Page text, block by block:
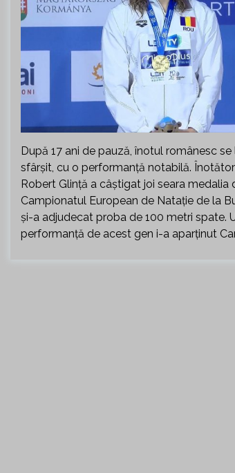
După 17 ani de pauză, înotul românesc se
sfârșit, cu o performanță notabilă.
Robert Glință a câștigat joi seara medalia
Campionatul European de Natație de la
și-a adjudecat proba de 100 metri spate.
performanță de acest gen i-a aparținut